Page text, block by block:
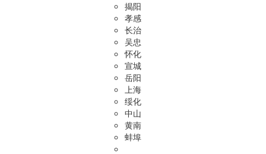
揭阳
孝感
长治
吴忠
怀化
宣城
岳阳
上海
绥化
中山
黄南
蚌埠